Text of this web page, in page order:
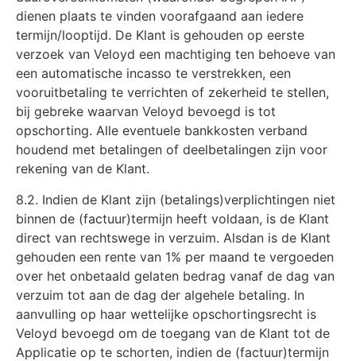
dienen plaats te vinden voorafgaand aan iedere
termijn/looptijd. De Klant is gehouden op eerste
verzoek van Veloyd een machtiging ten behoeve van
een automatische incasso te verstrekken, een
vooruitbetaling te verrichten of zekerheid te stellen,
bij gebreke waarvan Veloyd bevoegd is tot
opschorting. Alle eventuele bankkosten verband
houdend met betalingen of deelbetalingen zijn voor
rekening van de Klant.
8.2. Indien de Klant zijn (betalings)verplichtingen niet
binnen de (factuur)termijn heeft voldaan, is de Klant
direct van rechtswege in verzuim. Alsdan is de Klant
gehouden een rente van 1% per maand te vergoeden
over het onbetaald gelaten bedrag vanaf de dag van
verzuim tot aan de dag der algehele betaling. In
aanvulling op haar wettelijke opschortingsrecht is
Veloyd bevoegd om de toegang van de Klant tot de
Applicatie op te schorten, indien de (factuur)termijn